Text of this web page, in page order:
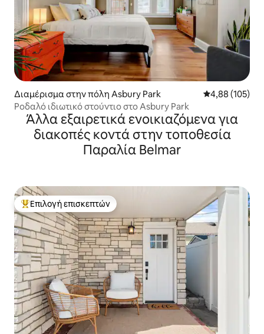
Διαμέρισμα στην πόλη Asbury Park Μέση
4,88 (105)
Ροδαλό ιδιωτικό στούντιο στο Asbury Park
Άλλα εξαιρετικά ενοικιαζόμενα για
διακοπές κοντά στην τοποθεσία
Παραλία Belmar
Κορυφαία επιλογή επισκεπτών
Επιλογή επισκεπτών